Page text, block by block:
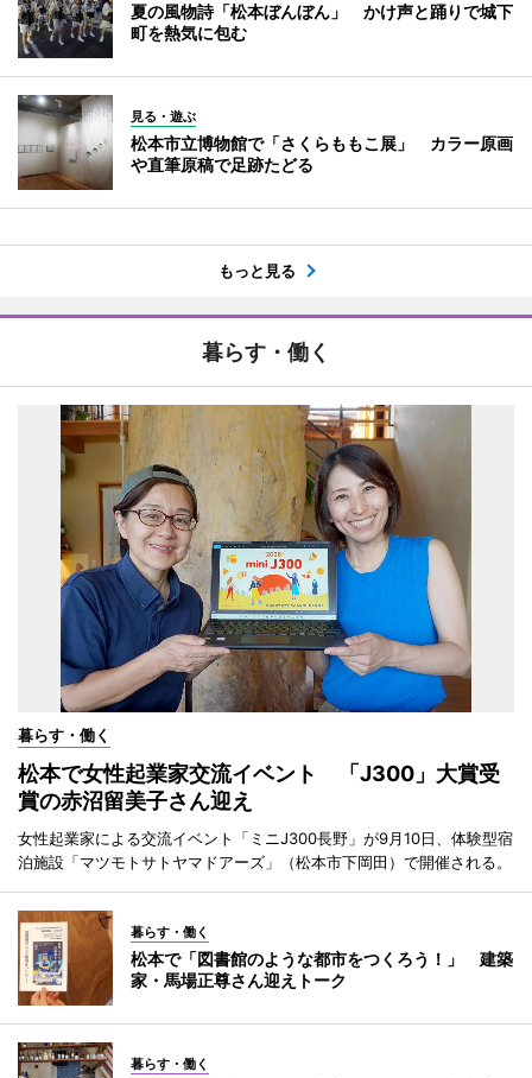
夏の風物詩「松本ぼんぼん」 かけ声と踊りで城下
町を熱気に包む
見る・遊ぶ
松本市立博物館で「さくらももこ展」 カラー原画
や直筆原稿で足跡たどる
もっと見る
暮らす・働く
暮らす・働く
松本で女性起業家交流イベント 「J300」大賞受
賞の赤沼留美子さん迎え
女性起業家による交流イベント「ミニJ300長野」が9月10日、体験型宿
泊施設「マツモトサトヤマドアーズ」（松本市下岡田）で開催される。
暮らす・働く
松本で「図書館のような都市をつくろう！」 建築
家・馬場正尊さん迎えトーク
暮らす・働く